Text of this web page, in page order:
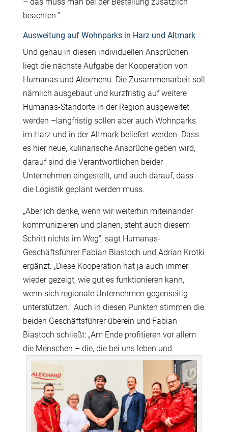
– das muss man bei der Bestellung zusätzlich
beachten.”
Ausweitung auf Wohnparks in Harz und Altmark
Und genau in diesen individuellen Ansprüchen
liegt die nächste Aufgabe der Kooperation von
Humanas und Alexmenü. Die Zusammenarbeit soll
nämlich ausgebaut und kurzfristig auf weitere
Humanas-Standorte in der Region ausgeweitet
werden –langfristig sollen aber auch Wohnparks
im Harz und in der Altmark beliefert werden. Dass
es hier neue, kulinarische Ansprüche geben wird,
darauf sind die Verantwortlichen beider
Unternehmen eingestellt, und auch darauf, dass
die Logistik geplant werden muss.
„Aber ich denke, wenn wir weiterhin miteinander
kommunizieren und planen, steht auch diesem
Schritt nichts im Weg”, sagt Humanas-
Geschäftsführer Fabian Biastoch und Adrian Krotki
ergänzt: „Diese Kooperation hat ja auch immer
wieder gezeigt, wie gut es funktionieren kann,
wenn sich regionale Unternehmen gegenseitig
unterstützen.” Auch in diesen Punkten stimmen die
beiden Geschäftsführer überein und Fabian
Biastoch schließt: „Am Ende profitieren vor allem
die Menschen – die, die bei uns leben und